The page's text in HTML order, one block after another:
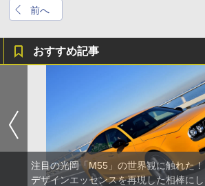
前へ
おすすめ記事
注目の光岡「M55」の世界観に触れた
デザインエッセンスを再現した相棒に